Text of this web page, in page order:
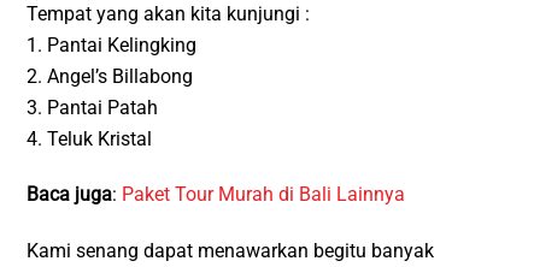
Tempat yang akan kita kunjungi :
1. Pantai Kelingking
2. Angel’s Billabong
3. Pantai Patah
4. Teluk Kristal
Baca juga: Paket Tour Murah di Bali Lainnya
Kami senang dapat menawarkan begitu banyak